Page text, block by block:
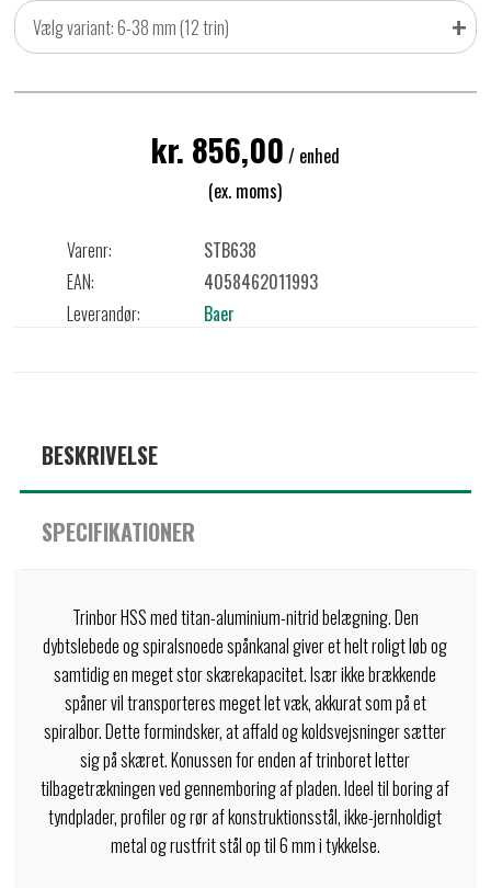
Vælg variant: 6-38 mm (12 trin) +
kr. 856,00 / enhed
(ex. moms)
Varenr:
STB638
EAN:
4058462011993
Leverandør:
Baer
BESKRIVELSE
SPECIFIKATIONER
Trinbor HSS med titan-aluminium-nitrid belægning. Den
dybtslebede og spiralsnoede spånkanal giver et helt roligt løb og
samtidig en meget stor skærekapacitet. Især ikke brækkende
spåner vil transporteres meget let væk, akkurat som på et
spiralbor. Dette formindsker, at affald og koldsvejsninger sætter
sig på skæret. Konussen for enden af trinboret letter
tilbagetrækningen ved gennemboring af pladen. Ideel til boring af
tyndplader, profiler og rør af konstruktionsstål, ikke-jernholdigt
metal og rustfrit stål op til 6 mm i tykkelse.